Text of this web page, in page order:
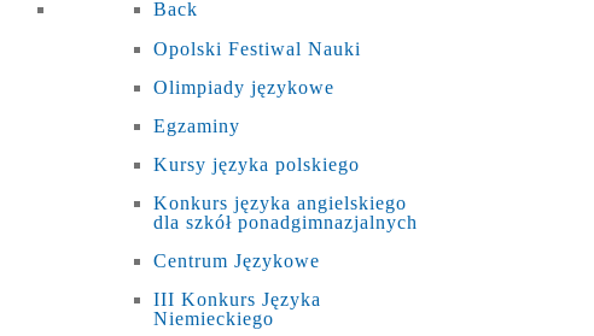
Back
Opolski Festiwal Nauki
Olimpiady językowe
Egzaminy
Kursy języka polskiego
Konkurs języka angielskiego
dla szkół ponadgimnazjalnych
Centrum Językowe
III Konkurs Języka
Niemieckiego